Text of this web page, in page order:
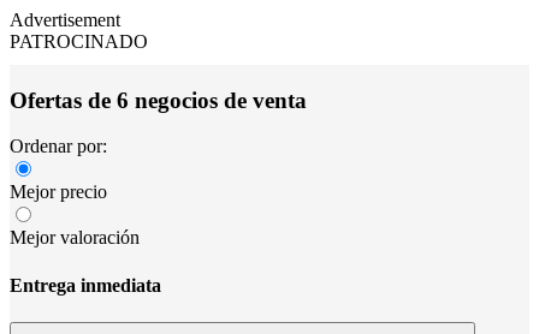
Advertisement
PATROCINADO
Ofertas de 6 negocios de venta
Ordenar por:
Mejor precio
Mejor valoración
Entrega inmediata